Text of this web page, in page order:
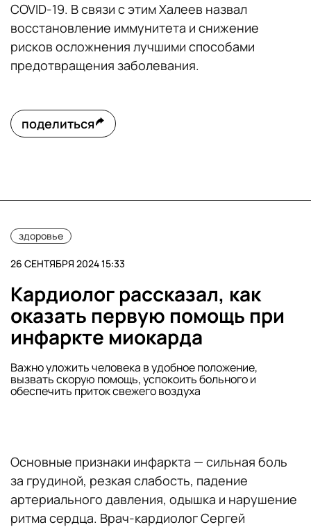
COVID-19. В связи с этим Халеев назвал
восстановление иммунитета и снижение
рисков осложнения лучшими способами
предотвращения заболевания.
поделиться
здоровье
26 СЕНТЯБРЯ 2024 15:33
Кардиолог рассказал, как
оказать первую помощь при
инфаркте миокарда
Важно уложить человека в удобное положение,
вызвать скорую помощь, успокоить больного и
обеспечить приток свежего воздуха
Основные признаки инфаркта — сильная боль
за грудиной, резкая слабость, падение
артериального давления, одышка и нарушение
ритма сердца. Врач-кардиолог Сергей